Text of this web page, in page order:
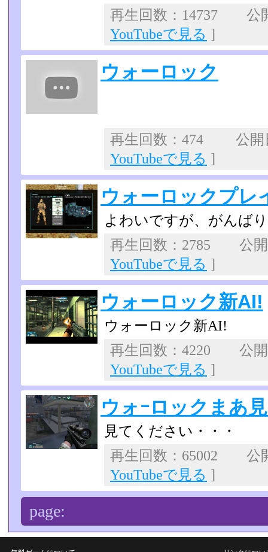
再生回数：14737 公
YouTubeで見る ]
ウォーロック
再生回数：474 公
YouTubeで見る ]
ウォーロックプレ
よわいですが、がんば
再生回数：2785 公
YouTubeで見る ]
ウォーロック新AI!
ウォーロック新AI!
再生回数：4220 公
YouTubeで見る ]
ウォｰロックまあ
見てください・・・
再生回数：65002 公
YouTubeで見る ]
page: